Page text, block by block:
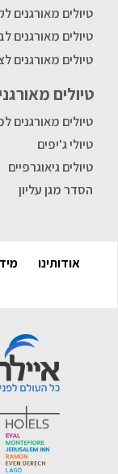
טיולים מאורגנים
טיולים מאורגנים
טיולים מאורגנים
טיולים
טיולים מאורגנים
טיולי ג'יפים
טיולים גיאוגרפיים
הסדר מגן עליון
אודותינו